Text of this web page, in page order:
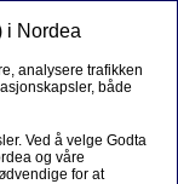
i Nordea
analysere trafikken
både
Ved å velge Godta
og våre
for at